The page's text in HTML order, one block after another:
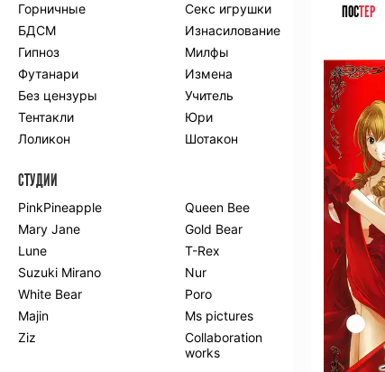
ПОСТЕР
Onibaku
Shiza project
ПО ЖАНРАМ
Комедия
Приключения
Романтика
Школа
Этти
Боевые
искусства
Гарем
Драма
Игры
Исторический
Магия
Фантастика
Фэнтези
Мистика
Попаданцы в
другой мир
Хентай
ПО ГОДУ
Горничные
Секс игрушки
БДСМ
Изнасилование
Гипноз
Милфы
Футанари
Измена
Без цензуры
Учитель
Тентакли
Юри
Лоликон
Шотакон
СТУДИИ
PinkPineapple
Queen Bee
Mary Jane
Gold Bear
Lune
T-Rex
Suzuki Mirano
Nur
White Bear
Poro
Majin
Ms pictures
Ziz
Collaboration
works